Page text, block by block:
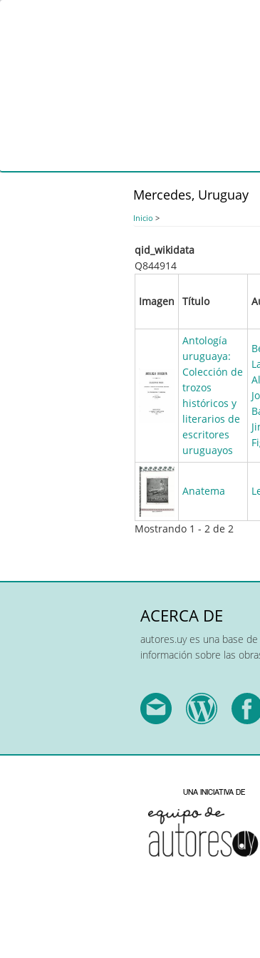
Mercedes, Uruguay
Inicio >
qid_wikidata
Q844914
Imagen Título
Antología
uruguaya:
Colección de
trozos
históricos y
literarios de
escritores
uruguayos
Anatema
Mostrando 1 - 2 de 2
ACERCA DE
autores.uy es una base
información sobre las